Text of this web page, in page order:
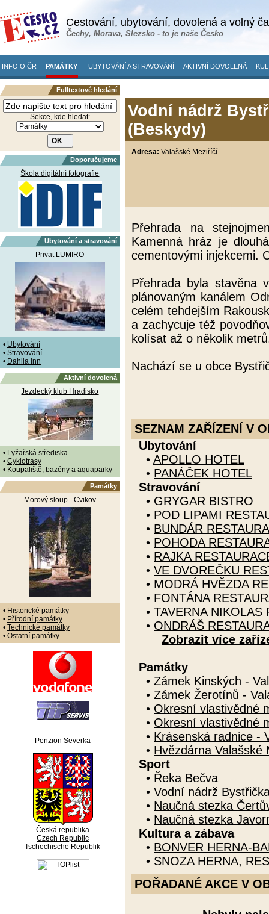
Cestování, ubytování, dovolená a volný
Čechy, Morava, Slezsko - to je naše Česko
INFO O ČR PAMÁTKY UBYTOVÁNÍ A STRAVOVÁNÍ AKTIVNÍ DOVOLENÁ
Fulltextové hledání
Sekce, kde hledat:
Doporučujeme
Škola digitální fotografie
Ubytování a stravování
Privat LUMIRO
• Ubytování
• Stravování
• Dahlia Inn
Aktivní dovolená
Jezdecký klub Hradisko
• Lyžařská střediska
• Cyklotrasy
• Koupaliště, bazény a aquaparky
Památky
Morový sloup - Cvikov
• Historické památky
• Přírodní památky
• Technické památky
• Ostatní památky
Penzion Severka
Česká republika
Czech Republic
Tschechische Republik
Vodní nádrž
(Beskydy)
Adresa: Valašské Meziříčí
Přehrada na
Kamenná hráz je
cementovými injekcemi.
Přehrada byla stavěna
plánovaným kanálem
celém tehdejším
a zachycuje též
kolísat až o několik
Nachází se u obce
SEZNAM ZAŘÍZENÍ V
Ubytování
• APOLLO HOTEL
• PANÁČEK HOTEL
Stravování
• GRYGAR BISTRO
• POD LIPAMI
• BUNDÁR
• POHODA
• RAJKA
• VE DVOREČKU
• MODRÁ HVĚZDA
• FONTÁNA
• TAVERNA NIKOLAS
• ONDRÁŠ
Zobrazit více
Památky
• Zámek Kinských -
• Zámek Žerotínů -
• Okresní vlastivědné
• Okresní vlastivědné
• Krásenská radnice -
• Hvězdárna Valašské
Sport
• Řeka Bečva
• Vodní nádrž
• Naučná stezka
• Naučná stezka
Kultura a zábava
• BONVER HERNA-
• SNOZA HERNA,
POŘADANÉ AKCE V